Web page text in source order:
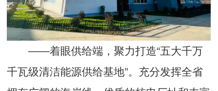
——着眼供给端，聚力打造“五大千万
千瓦级清洁能源供给基地”。充分发挥全省